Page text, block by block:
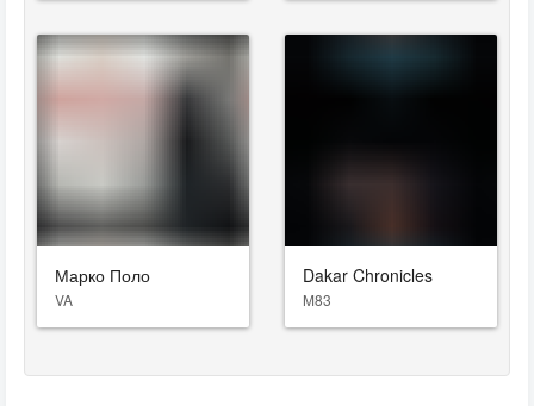
Марко Поло
VA
Dakar Chronicles
M83